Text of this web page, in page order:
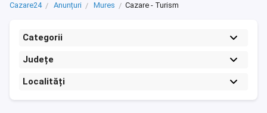
Cazare24 Anunțuri Mures Cazare - Turism
Categorii
Județe
Localități